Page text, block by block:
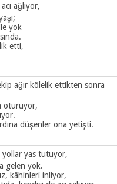
ağlıyor,
yok
etti,
ağır kölelik ettikten sonra
oturuyor,
düşenler ona yetişti.
yollar yas tutuyor,
gelen yok.
kâhinleri inliyor,